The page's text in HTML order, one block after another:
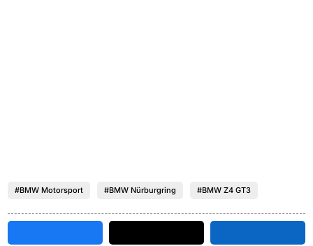
#BMW Motorsport #BMW Nürburgring #BMW Z4 GT3